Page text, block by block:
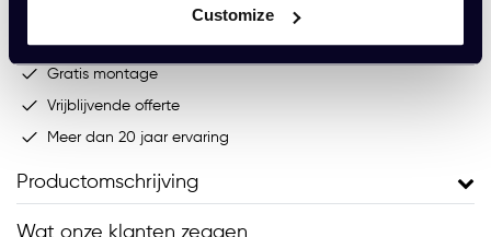
Customize
Gratis montage
Vrijblijvende offerte
Meer dan 20 jaar ervaring
Productomschrijving
Wat onze klanten zeggen